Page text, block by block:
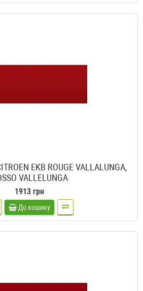
EKB ROUGE VALLALUNGA,
VALLELUNGA
1913 грн
До кошику